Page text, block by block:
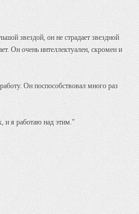
звездой, он не страдает звездной
Он очень интеллектуален, скромен и
Он поспособствовал много раз
и я работаю над этим."